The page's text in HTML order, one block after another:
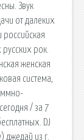
Звук
от далеких
российская
рок.
женская
сиcтема,
/ за 7
DJ
джедай из г.